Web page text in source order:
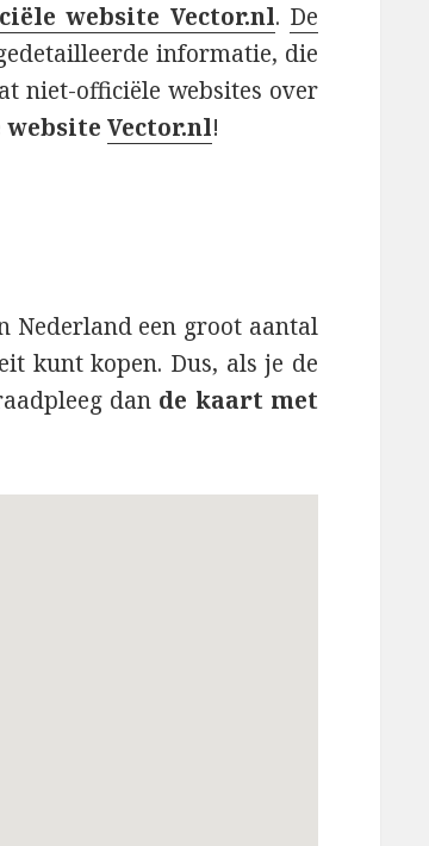
website Vector.nl. De
informatie, die
niet-officiële websites over
websiteVector.nl!
Nederland een groot aantal
kunt kopen. Dus, als je de
dan de kaart met